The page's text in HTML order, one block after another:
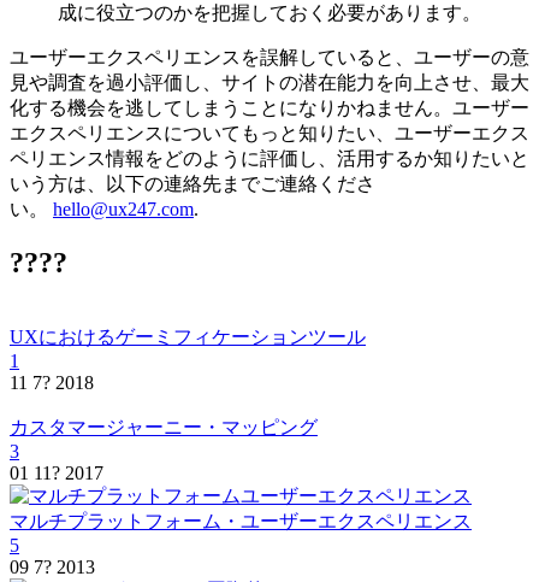
成に役立つのかを把握しておく必要があります。
ユーザーエクスペリエンスを誤解していると、ユーザーの意
見や調査を過小評価し、サイトの潜在能力を向上させ、最大
化する機会を逃してしまうことになりかねません。ユーザー
エクスペリエンスについてもっと知りたい、ユーザーエクス
ペリエンス情報をどのように評価し、活用するか知りたいと
いう方は、以下の連絡先までご連絡くださ
い。 hello@ux247.com.
????
UXにおけるゲーミフィケーションツール
1
11 7? 2018
カスタマージャーニー・マッピング
3
01 11? 2017
マルチプラットフォーム・ユーザーエクスペリエンス
5
09 7? 2013